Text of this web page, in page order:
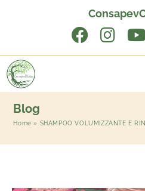
Blog
Home » SHAMPOO VOLUMIZZANTE E